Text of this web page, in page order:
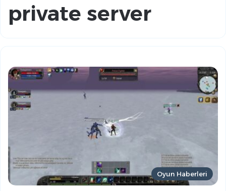
private server
Oyun Haberleri